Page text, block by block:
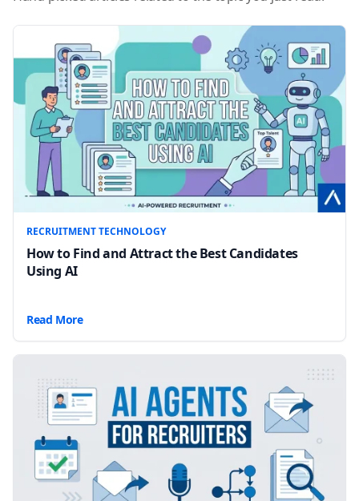
RECRUITMENT TECHNOLOGY
How to Find and Attract the Best Candidates
Using AI
Read More